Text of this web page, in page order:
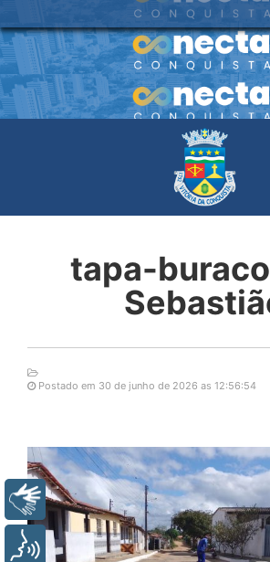
tapa-
Postado em 30 de junho de 2026 as 12:56:54
Libras
Voz